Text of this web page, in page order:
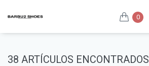
0
38 ARTÍCULOS ENCONTRADOS